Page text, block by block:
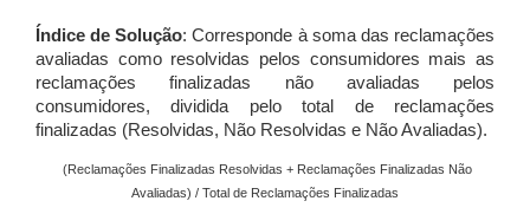
Índice de Solução: Corresponde à soma das reclamações
avaliadas como resolvidas pelos consumidores mais as
reclamações finalizadas não avaliadas pelos
consumidores, dividida pelo total de reclamações
finalizadas (Resolvidas, Não Resolvidas e Não Avaliadas).
(Reclamações Finalizadas Resolvidas + Reclamações Finalizadas Não
Avaliadas) / Total de Reclamações Finalizadas